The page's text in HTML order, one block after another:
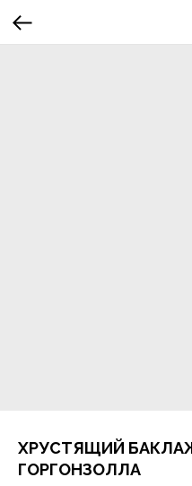
ХРУСТЯЩИЙ
ГОРГОНЗОЛЛА